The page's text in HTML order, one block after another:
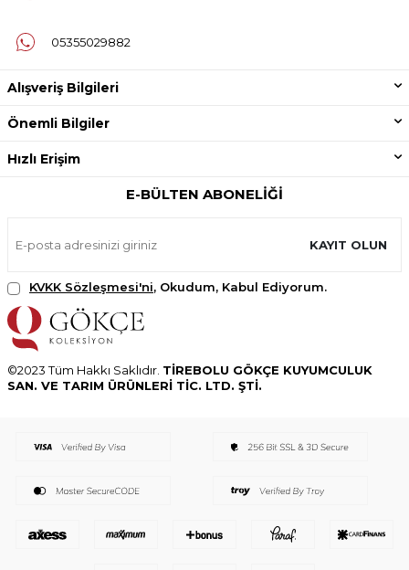
05355029882
Alışveriş Bilgileri
Önemli Bilgiler
Hızlı Erişim
E-BÜLTEN ABONELIĞI
KAYIT OLUN
KVKK Sözleşmesi'ni, Okudum, Kabul Ediyorum.
©2023 Tüm Hakkı Saklıdır. TİREBOLU GÖKÇE KUYUMCULUK
SAN. VE TARIM ÜRÜNLERİ TİC. LTD. ŞTİ.